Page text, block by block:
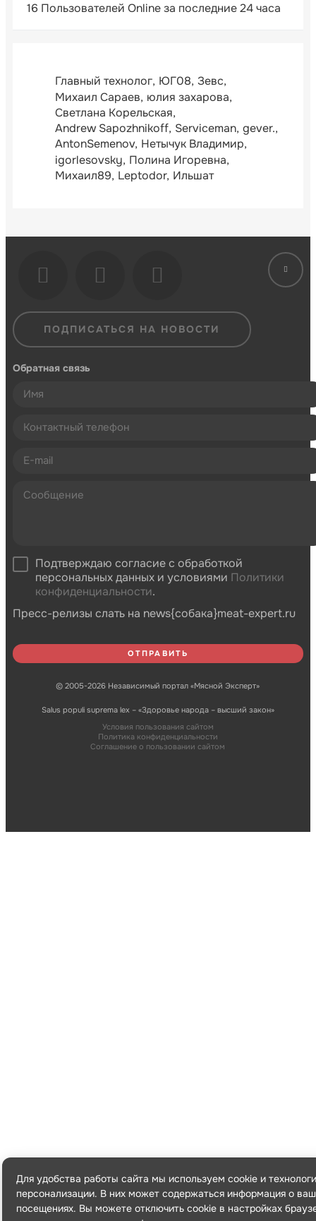
16 Пользователей Online за последние 24 часа
Главный технолог ЮГ08 Зевс
Михаил Сараев юлия захарова
Светлана Корельская
Andrew Sapozhnikoff Serviceman gever.
AntonSemenov Нетычук Владимир
igorlesovsky Полина Игоревна
Михаил89 Leptodor Ильшат
ПОДПИСАТЬСЯ НА НОВОСТИ
Обратная связь
Подтверждаю согласие с обработкой
персональных данных и условиями Политики
конфиденциальности.
Пресс-релизы слать на news{собака}meat-expert.ru
© 2005-2026 Независимый портал «Мясной Эксперт»
Salus populi suprema lex – «Здоровье народа – высший закон»
Условия пользования сайтом
Политика конфиденциальности
Соглашение о пользовании сайтом
Для удобства работы сайта мы используем cookie и
персонализации. В них может содержаться информация о
посещениях. Вы можете отключить cookie в настройках